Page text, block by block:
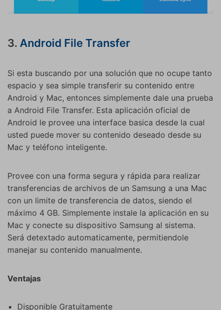
3. Android File Transfer
Si esta buscando por una solución que no ocupe tanto
espacio y sea simple transferir su contenido entre
Android y Mac, entonces simplemente dale una prueba
a Android File Transfer. Esta aplicación oficial de
Android le provee una interface basica desde la cual
usted puede mover su contenido deseado desde su
Mac y teléfono inteligente.
Provee con una forma segura y rápida para realizar
transferencias de archivos de un Samsung a una Mac
con un limite de transferencia de datos, siendo el
máximo 4 GB. Simplemente instale la aplicación en su
Mac y conecte su dispositivo Samsung al sistema.
Será detextado automaticamente, permitiendole
manejar su contenido manualmente.
Ventajas
Disponible Gratuitamente
Controla tu teléfono con Dr.Fone
+50M usuarios y +17 años de confianza
Desbloquea, repara y protege tu teléfono
Recupera y transfiere datos fácilmente
Tecnología IA: sin conocimientos técnicos
Abrir App Prueba Online